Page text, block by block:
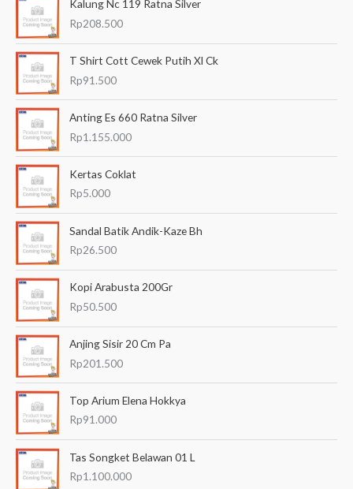
u
n
u
Kalung Nc 119 Ratna Silver
Rp208.500
T Shirt Cott Cewek Putih Xl Ck
Rp91.500
Anting Es 660 Ratna Silver
Rp1.155.000
Kertas Coklat
Rp5.000
Sandal Batik Andik-Kaze Bh
Rp26.500
Kopi Arabusta 200Gr
Rp50.500
Anjing Sisir 20 Cm Pa
Rp201.500
Top Arium Elena Hokkya
Rp91.000
Tas Songket Belawan 01 L
Rp1.100.000